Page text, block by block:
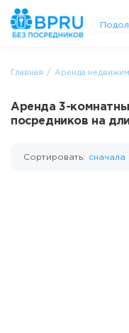
Главная Аренда
Аренда 3-
посредников на
Сортировать: сначала